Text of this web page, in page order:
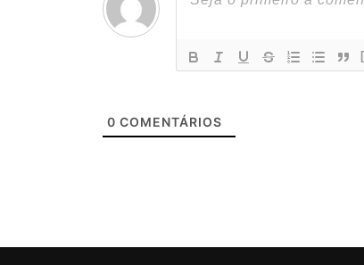
0 COMENTÁRIOS